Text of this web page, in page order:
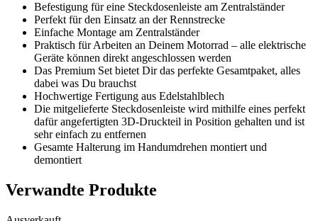
Befestigung für eine Steckdosenleiste am Zentralständer
Perfekt für den Einsatz an der Rennstrecke
Einfache Montage am Zentralständer
Praktisch für Arbeiten an Deinem Motorrad – alle elektrische
Geräte können direkt angeschlossen werden
Das Premium Set bietet Dir das perfekte Gesamtpaket, alles
dabei was Du brauchst
Hochwertige Fertigung aus Edelstahlblech
Die mitgelieferte Steckdosenleiste wird mithilfe eines perfekt
dafür angefertigten 3D-Druckteil in Position gehalten und ist
sehr einfach zu entfernen
Gesamte Halterung im Handumdrehen montiert und
demontiert
Verwandte Produkte